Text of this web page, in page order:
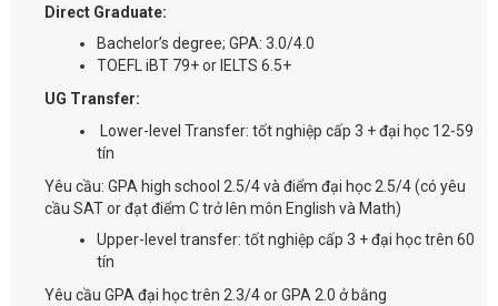
Direct Graduate:
Bachelor’s degree; GPA: 3.0/4.0
TOEFL iBT 79+ or IELTS 6.5+
UG Transfer:
Lower-level Transfer: tốt nghiệp cấp 3 + đại học 12-59
tín
Yêu cầu: GPA high school 2.5/4 và điểm đại học 2.5/4 (có yêu
cầu SAT or đạt điểm C trở lên môn English và Math)
Upper-level transfer: tốt nghiệp cấp 3 + đại học trên 60
tín
Yêu cầu GPA đại học trên 2.3/4 or GPA 2.0 ở bằng